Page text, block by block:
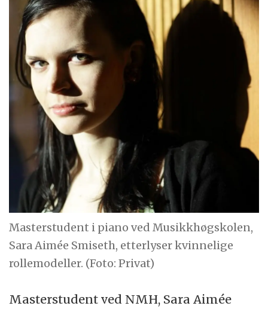
Masterstudent i piano ved Musikkhøgskolen,
Sara Aimée Smiseth, etterlyser kvinnelige
rollemodeller. (Foto: Privat)
Masterstudent ved NMH, Sara Aimée